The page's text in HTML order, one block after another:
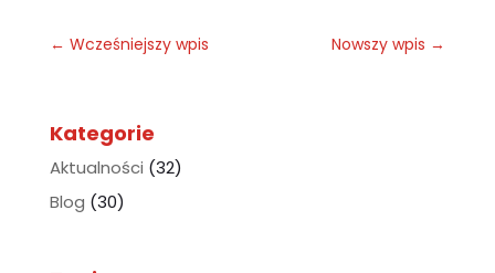
← Wcześniejszy wpis Nowszy wpis →
Kategorie
Aktualności (32)
Blog (30)